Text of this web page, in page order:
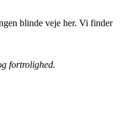
blinde veje her. Vi finder
fortrolighed.